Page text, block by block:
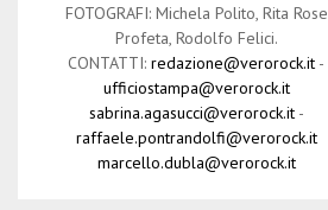
FOTOGRAFI: Michela Polito, Rita Rose
Profeta, Rodolfo Felici.
CONTATTI: redazione@verorock.it -
ufficiostampa@verorock.it
sabrina.agasucci@verorock.it-
raffaele.pontrandolfi@verorock.it
marcello.dubla@verorock.it